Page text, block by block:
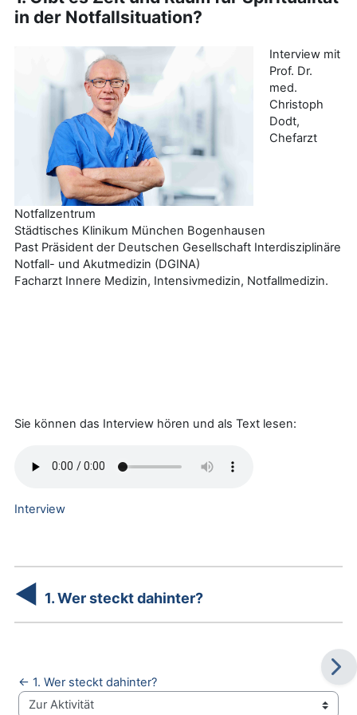
in der Notfallsituation?
Interview mit
Prof. Dr.
med.
Christoph
Dodt,
Chefarzt
Notfallzentrum
Städtisches Klinikum München Bogenhausen
Past Präsident der Deutschen Gesellschaft Interdisziplinäre
Notfall- und Akutmedizin (DGINA)
Facharzt Innere Medizin, Intensivmedizin, Notfallmedizin.
Sie können das Interview hören und als Text lesen:
Interview
◀ 1. Wer steckt dahinter?
← 1. Wer steckt dahinter?
Zur Aktivität